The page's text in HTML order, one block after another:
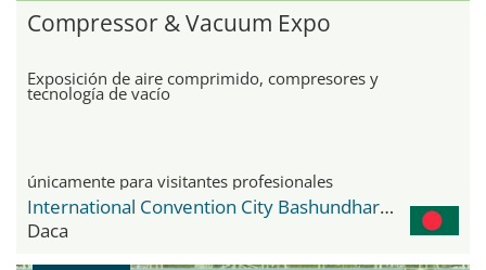
Compressor & Vacuum Expo
Exposición de aire comprimido, compresores y
tecnología de vacío
únicamente para visitantes profesionales
International Convention City Bashundhara - ICCB
Daca